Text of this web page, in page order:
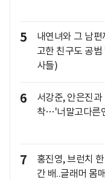
5
내연녀와 그 남
고한 친구도 공
사들)
6
서강준, 안은진
착…'너말고다른
7
홍진영, 브런치
간 배..글래머 몸